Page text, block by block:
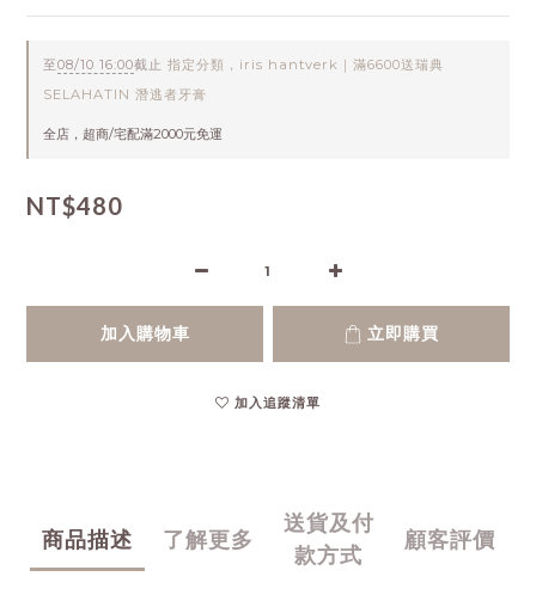
至08/10 16:00截止 指定分類，iris hantverk｜滿6600送瑞典
SELAHATIN 潛逃者牙膏
全店，超商/宅配滿2000元免運
NT$480
加入購物車 立即購買
加入追蹤清單
商品描述 了解更多
送貨及付
款方式
顧客評價